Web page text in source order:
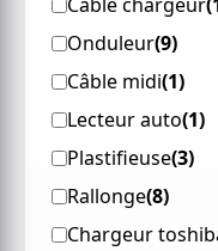
Onduleur(9)
Câble midi(1)
Lecteur auto(1)
Plastifieuse(3)
Rallonge(8)
Chargeur